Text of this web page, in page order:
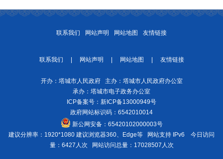
联系我们 网站声明 网站地图 友情链接
联系我们 | 网站声明 | 网站地图 | 友情链接
开办：塔城市人民政府 主办：塔城市人民政府办公室
承办：塔城市电子政务办公室
ICP备案号： 新ICP备13000949号
政府网站标识码：6542010014
新公网安备： 65420102000003号
建议分辨率：1920*1080 建议浏览器360、Edge等 网站支持 IPv6
今日访问
量：6427人次
网站访问总量：17028507人次